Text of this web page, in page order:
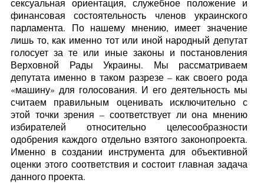
сексуальная ориентация, служебное положение и
финансовая состоятельность членов украинского
парламента. По нашему мнению, имеет значение
лишь то, как именно тот или иной народный депутат
голосует за те или иные законы и постановления
Верховной Рады Украины. Мы рассматриваем
депутата именно в таком разрезе – как своего рода
«машину» для голосования. И его деятельность мы
считаем правильным оценивать исключительно с
этой точки зрения – соответствует ли она мнению
избирателей относительно целесообразности
одобрения каждого отдельно взятого законопроекта.
Именно в создании инструмента для объективной
оценки этого соответствия и состоит главная задача
данного проекта.